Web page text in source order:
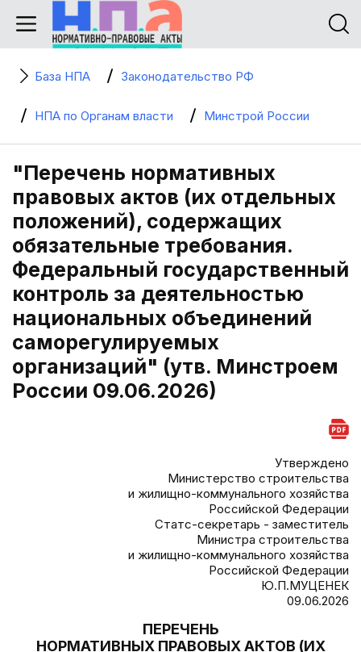
База НПА Законодательство РФ
НПА по Органам власти Минстрой России
"Перечень нормативных
правовых актов (их отдельных
положений), содержащих
обязательные требования.
Федеральный государственный
контроль за деятельностью
национальных объединений
саморегулируемых
организаций" (утв. Минстроем
России 09.06.2026)
Утверждено
Министерство строительства
и жилищно-коммунального хозяйства
Российской Федерации
Статс-секретарь - заместитель
Министра строительства
и жилищно-коммунального хозяйства
Российской Федерации
Ю.П.МУЦЕНЕК
09.06.2026
ПЕРЕЧЕНЬ
НОРМАТИВНЫХ ПРАВОВЫХ АКТОВ (ИХ